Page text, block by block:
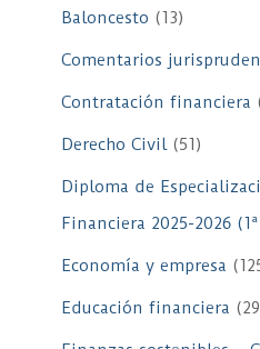
Baloncesto (13)
Comentarios
Contratación financiera
Derecho Civil(51)
Diploma de
Financiera 2025-2026
Economía y empresa
Educación financiera